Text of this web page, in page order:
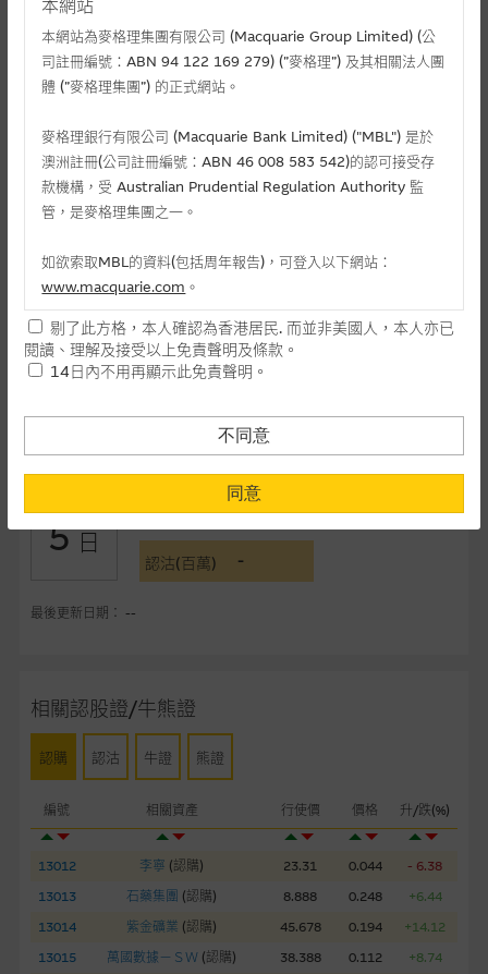
相關文件
相關上市文件
相關資產認股證資金流 (+)資金流入 (-)資金流出
1 認購(百萬) -
認沽(百萬) -
5 日
-
認沽(百萬) -
最後更新日期： --
相關認股證/牛熊證
認購 認沽 牛證 熊證
編號 相關資產 行使價 價格 升/跌(%)
13012 李寧 (認購) 23.31 0.044
- 6.38
13013
石藥集團 (認購) 8.888 0.248
+6.44
13014
紫金礦業 (認購) 45.678 0.194
+14.12
13015
萬國數據－ＳＷ (認購) 38.388 0.112
+8.74
本網站
本網站為麥格理集團有限公司 (Macquarie Group Limited) (公
司註冊編號：ABN 94 122 169 279) (”麥格理”) 及其相關法人團
體 (”麥格理集團”) 的正式網站。
麥格理銀行有限公司 (Macquarie Bank Limited) ("MBL") 是於
澳洲註冊(公司註冊編號：ABN 46 008 583 542)的認可接受存
款機構，受 Australian Prudential Regulation Authority 監
管，是麥格理集團之一。
如欲索取MBL的資料(包括周年報告)，可登入以下網站：
www.macquarie.com 。
本網站所載資料會隨時更改，而不作另行通知，如閣下欲取麥格
理的資料，可直接聯絡本集團職員。
民使用，並不提供或發售予美國人。本網站內容無意要約或唆使
閣下購買證券、基金單位或其他投資工具(不論在參考條款上或在
其他地方)，但清楚表明上述意圖的個別段落則屬例外。
提供網站內容的基準 – 使用時請考慮個人風險
網站內容來自我們在所示日期時認為可靠之來源，且均以真誠提
供。惟麥格理集團並無核實所有網站內容，故就閣下的目的而
言，網站內容可能未必完整或準確。麥格理集團不會，亦沒有義
任何指示價格報價、公開資料或分析是基於我們相信的假設及參
數而預備的，不構成我們提出的意見。所用假設及參數並非唯一
為準確、完整或合理。我們不作陳述，亦不保證任何所示的指示
表現或回報將來會實現。過去業績並不保證將來表現。網站內容
來自我們在所示日期時認為可靠之來源，且均以真誠提供，然
而，麥格理集團不作陳述，亦不保證網站內容在任何用途上均完
及合時性負上責任，除非這是有關適用的的法律及/或法規所規
定。
剔了此方格，本人確認為香港居民. 而並非美國人，本人亦已
閱讀、理解及接受以上免責聲明及條款。
14日內不用再顯示此免責聲明。
不同意
同意